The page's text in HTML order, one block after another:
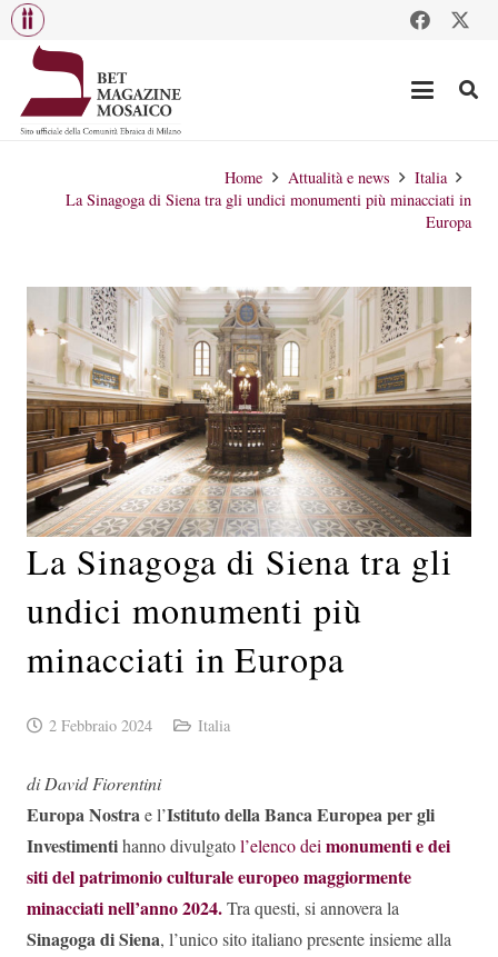
Home Attualità e news
Italia
La Sinagoga di Siena tra gli undici monumenti più minacciati in
Europa
La Sinagoga di Siena tra gli
undici monumenti più
minacciati in Europa
2 Febbraio 2024 Italia
di David Fiorentini
Europa Nostrae l’Istituto della Banca Europeaper gli
Investimentihanno divulgatol’elenco deimonumenti e dei
siti del patrimonio culturale europeo maggiormente
minacciati nell’anno 2024.Tra questi, si annovera la
Sinagoga di Siena, l’unico sito italiano presente insieme alla